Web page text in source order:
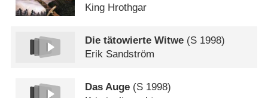
King Hrothgar
Die tätowierte Witwe (S 1998)
Erik Sandström
Das Auge (S 1998)